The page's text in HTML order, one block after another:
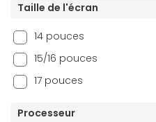
Taille de l'écran
14 pouces
15/16 pouces
17 pouces
Processeur